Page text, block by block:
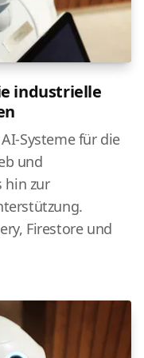
industrielle
Systeme für die
und
hin zur
Firestore und